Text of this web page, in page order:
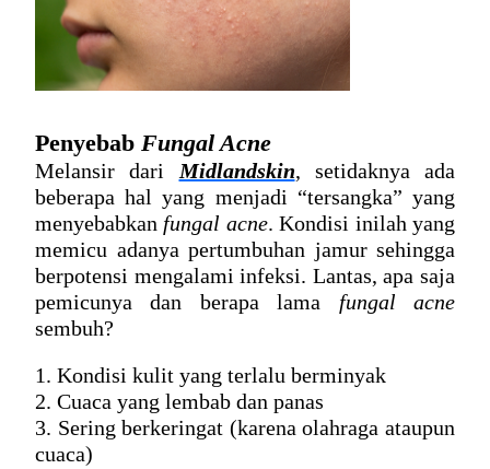
Penyebab Fungal Acne
Melansir dari Midlandskin, setidaknya ada
beberapa hal yang menjadi “tersangka” yang
menyebabkan fungal acne. Kondisi inilah yang
memicu adanya pertumbuhan jamur sehingga
berpotensi mengalami infeksi. Lantas, apa saja
pemicunya dan berapa lama fungal acne
sembuh?
1. Kondisi kulit yang terlalu berminyak
2. Cuaca yang lembab dan panas
3. Sering berkeringat (karena olahraga ataupun
cuaca)